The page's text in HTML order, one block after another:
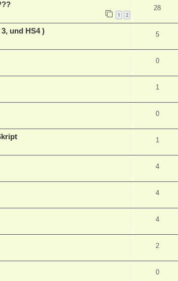
1 2
28
und HS4 ) 5
0
1
0
1
4
4
4
2
0